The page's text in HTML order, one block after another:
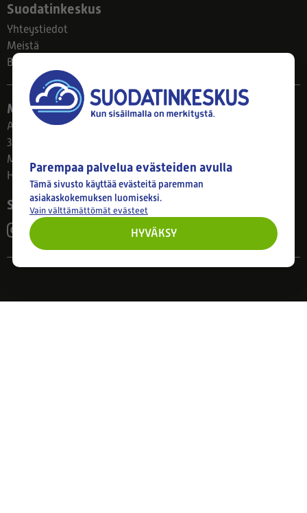
Suodatinkeskus
Yhteystiedot
Meistä
Blogi
Myymälä
Ahlmanintie 61
33800 Tampere
Ma–Pe 8–17
Huom! Myymälän poikkeusaukiolot: 27.7.-21.8. klo 8-16
Seuraa meitä
Parempaa palvelua evästeiden avulla
Tämä sivusto käyttää evästeitä paremman
asiakaskokemuksen luomiseksi.
Vain välttämättömät evästeet
HYVÄKSY